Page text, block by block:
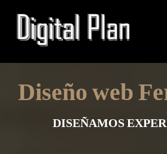
Diseño web
DISEÑAMOS